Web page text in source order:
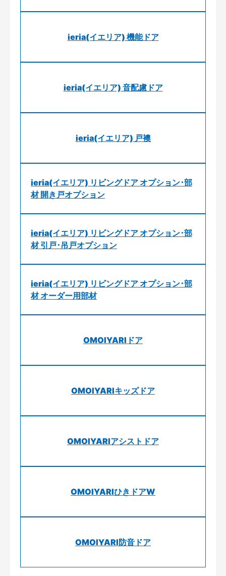
ieria(イエリア) 機能ドア
ieria(イエリア) 音配慮ドア
ieria(イエリア) 戸襖
ieria(イエリア) リビングドア オプション･部
材 開き戸オプション
ieria(イエリア) リビングドア オプション･部
材 引戸･吊戸オプション
ieria(イエリア) リビングドア オプション･部
材 オーダー用部材
OMOIYARIドア
OMOIYARIキッズドア
OMOIYARIアシストドア
OMOIYARIひきドアW
OMOIYARI防音ドア